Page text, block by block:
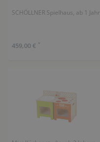
SCHÖLLNER Spielhaus, ab 1 Jahr
459,00 € *